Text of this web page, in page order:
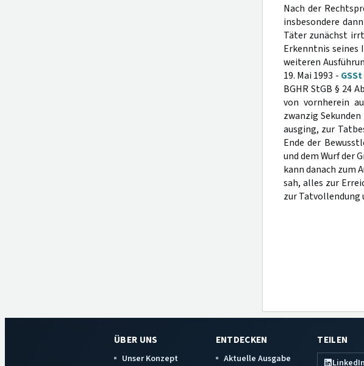
Nach der
insbesondere
Täter zunächst
Erkenntnis
weiteren
19. Mai 1993 -
BGHR StGB § 24
von vornherein
zwanzig
ausging, zur
Ende der
und dem Wurf der
kann danach zum
sah, alles zur
zur Tatvollendung
ÜBER UNS
Unser Konzept
ENTDECKEN
Aktuelle Ausgabe
TEILEN
LinkedIn